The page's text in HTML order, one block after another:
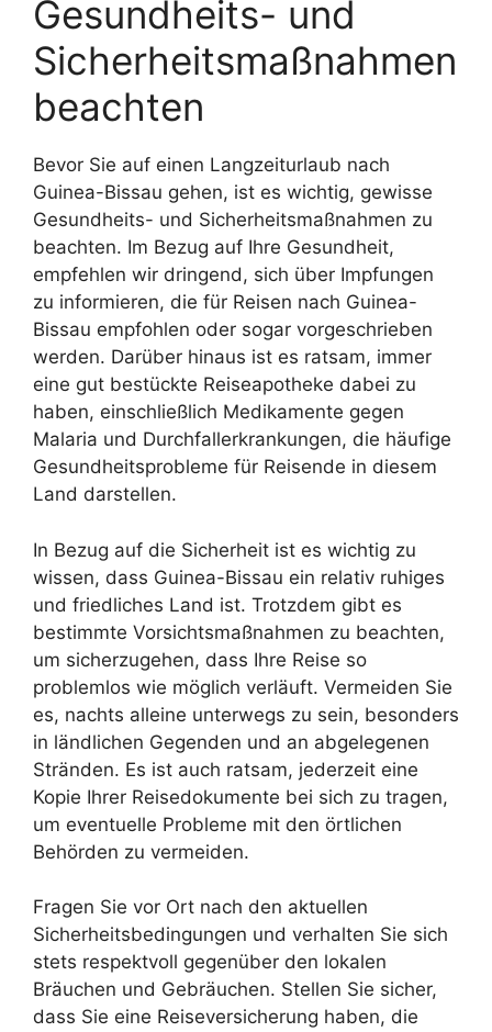
Gesundheits- und
Sicherheitsmaßnahmen
beachten
Bevor Sie auf einen Langzeiturlaub nach
Guinea-Bissau gehen, ist es wichtig, gewisse
Gesundheits- und Sicherheitsmaßnahmen zu
beachten. Im Bezug auf Ihre Gesundheit,
empfehlen wir dringend, sich über Impfungen
zu informieren, die für Reisen nach Guinea-
Bissau empfohlen oder sogar vorgeschrieben
werden. Darüber hinaus ist es ratsam, immer
eine gut bestückte Reiseapotheke dabei zu
haben, einschließlich Medikamente gegen
Malaria und Durchfallerkrankungen, die häufige
Gesundheitsprobleme für Reisende in diesem
Land darstellen.
In Bezug auf die Sicherheit ist es wichtig zu
wissen, dass Guinea-Bissau ein relativ ruhiges
und friedliches Land ist. Trotzdem gibt es
bestimmte Vorsichtsmaßnahmen zu beachten,
um sicherzugehen, dass Ihre Reise so
problemlos wie möglich verläuft. Vermeiden Sie
es, nachts alleine unterwegs zu sein, besonders
in ländlichen Gegenden und an abgelegenen
Stränden. Es ist auch ratsam, jederzeit eine
Kopie Ihrer Reisedokumente bei sich zu tragen,
um eventuelle Probleme mit den örtlichen
Behörden zu vermeiden.
Fragen Sie vor Ort nach den aktuellen
Sicherheitsbedingungen und verhalten Sie sich
stets respektvoll gegenüber den lokalen
Bräuchen und Gebräuchen. Stellen Sie sicher,
dass Sie eine Reiseversicherung haben, die